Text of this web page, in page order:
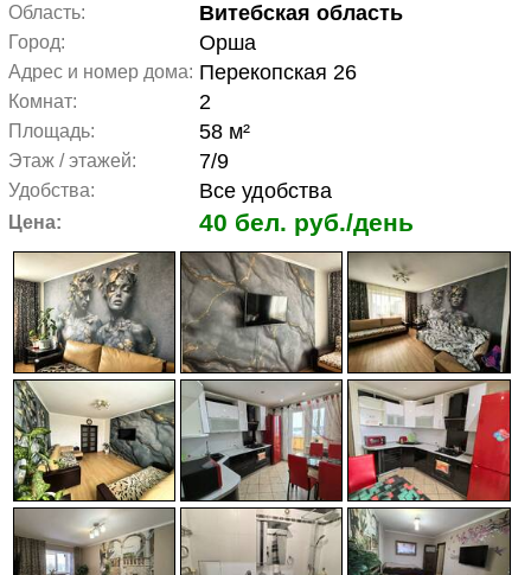
Область: Витебская область
Город: Орша
Адрес и номер дома: Перекопская 26
Комнат: 2
Площадь: 58 м²
Этаж / этажей: 7/9
Удобства: Все удобства
Цена: 40 бел. руб./день